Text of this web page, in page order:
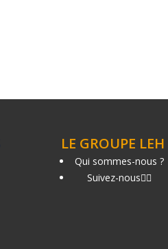
LE GROUPE LEH
Qui sommes-nous ?
Suivez-nous